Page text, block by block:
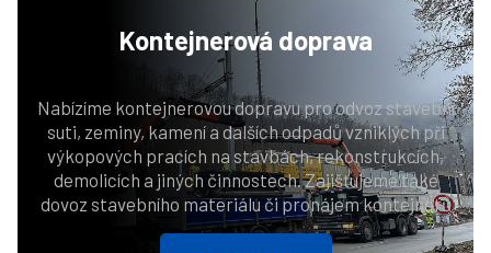
Kontejnerová doprava
Nabízíme kontejnerovou dopravu pro odvoz stavební
suti, zeminy, kamení a dalších odpadů vzniklých při
výkopových pracích na stavbách, rekonstrukcích,
demolicích a jiných činnostech. Zajišťujeme také
dovoz stavebního materiálu či pronájem kontejnerů